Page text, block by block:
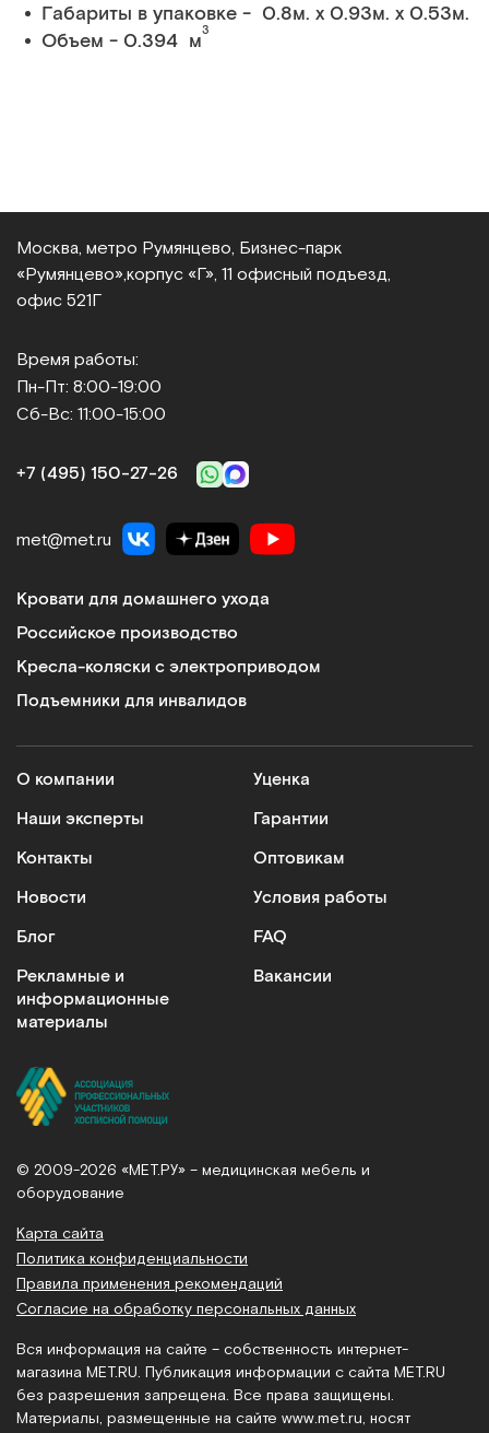
Габариты в упаковке - 0.8м. x 0.93м. x 0.53м.
Объем - 0.394 м3
Москва, метро Румянцево, Бизнес‑парк
«Румянцево», корпус «Г», 11 офисный подъезд,
офис 521Г
Время работы:
Пн-Пт: 8:00-19:00
Сб-Вс: 11:00-15:00
+7 (495) 150‑27‑26
met@met.ru
Кровати для домашнего ухода
Российское производство
Кресла-коляски с электроприводом
Подъемники для инвалидов
О компании
Наши эксперты
Контакты
Новости
Блог
Рекламные и
информационные
материалы
Уценка
Гарантии
Оптовикам
Условия работы
FAQ
Вакансии
© 2009-2026 «МЕТ.РУ» – медицинская мебель и
оборудование
Карта сайта
Политика конфиденциальности
Правила применения рекомендаций
Согласие на обработку персональных данных
Вся информация на сайте – собственность интернет-
магазина MET.RU. Публикация информации с сайта MET.RU
без разрешения запрещена. Все права защищены.
Материалы, размещенные на сайте www.met.ru , носят